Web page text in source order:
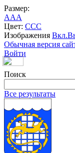
Размер:
AAA
Цвет: CCC
Изображения Вкл.
Обычная версия
Войти
Поиск
Все результаты